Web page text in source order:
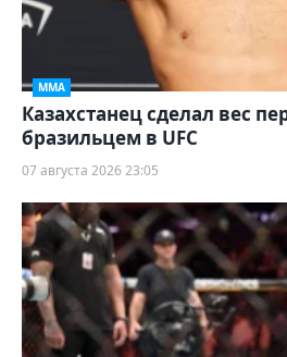
ММА
Казахстанец сделал вес
бразильцем в UFC
07 августа 2026 23:05